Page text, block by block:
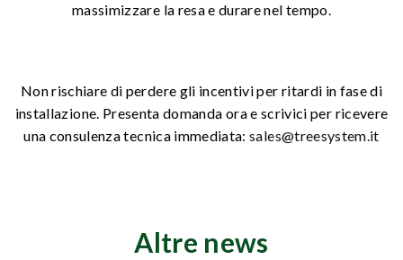
massimizzare la resa e durare nel tempo.
Non rischiare di perdere gli incentivi per ritardi in fase di
installazione. Presenta domanda ora e scrivici per ricevere
una consulenza tecnica immediata:sales@treesystem.it
Altre news